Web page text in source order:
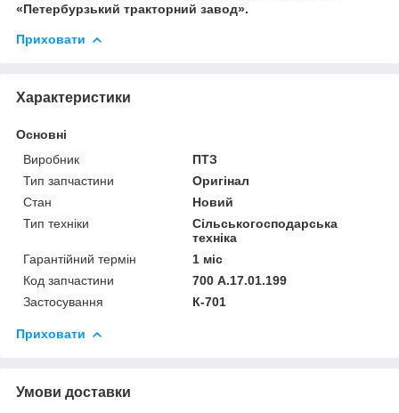
«Петербурзький тракторний завод».
Приховати
Характеристики
Основні
Виробник
ПТЗ
Тип запчастини
Оригінал
Стан
Новий
Тип техніки
Сільськогосподарська
техніка
Гарантійний термін
1 міс
Код запчастини
700 А.17.01.199
Застосування
К-701
Приховати
Умови доставки